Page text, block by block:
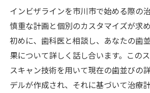
インビザラインを市川市で始める際の
慎重な計画と個別のカスタマイズが求
初めに、歯科医と相談し、あなたの歯
果について詳しく話し合います。この
スキャン技術を用いて現在の歯並びの
デルが作成され、それに基づいて治療